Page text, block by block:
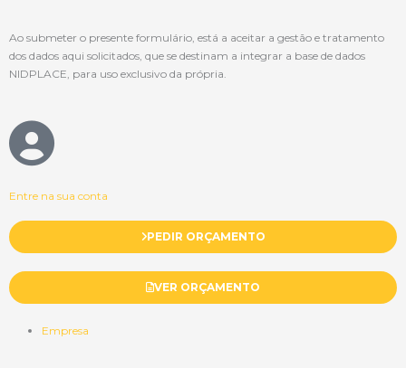
Ao submeter o presente formulário, está a aceitar a gestão e tratamento
dos dados aqui solicitados, que se destinam a integrar a base de dados
NIDPLACE, para uso exclusivo da própria.
Entre na sua conta
PEDIR ORÇAMENTO
VER ORÇAMENTO
Empresa